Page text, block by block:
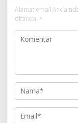
Alamat email Anda
ditandai *